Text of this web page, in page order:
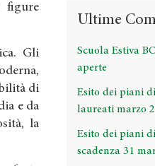
figure
Gli
di
e da
la
Ultime
Scuola Estiva
aperte
Esito dei piani
laureati marzo
Esito dei piani
scadenza 31